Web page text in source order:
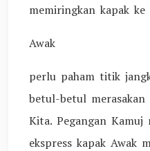
memiringkan kapak ke
Awak
perlu paham titik
betul-betul
Kita. Pegangan Kamuj
ekspress kapak Awak